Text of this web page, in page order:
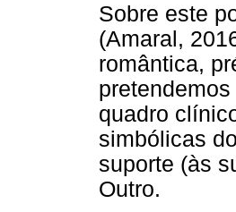
Sobre este
(Amaral,
romântica,
quadro
simbólicas
suporte (às
Outro.